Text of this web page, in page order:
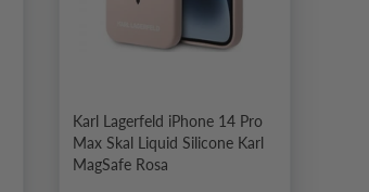
Karl Lagerfeld iPhone 14 Pro
Max Skal Liquid Silicone Karl
MagSafe Rosa